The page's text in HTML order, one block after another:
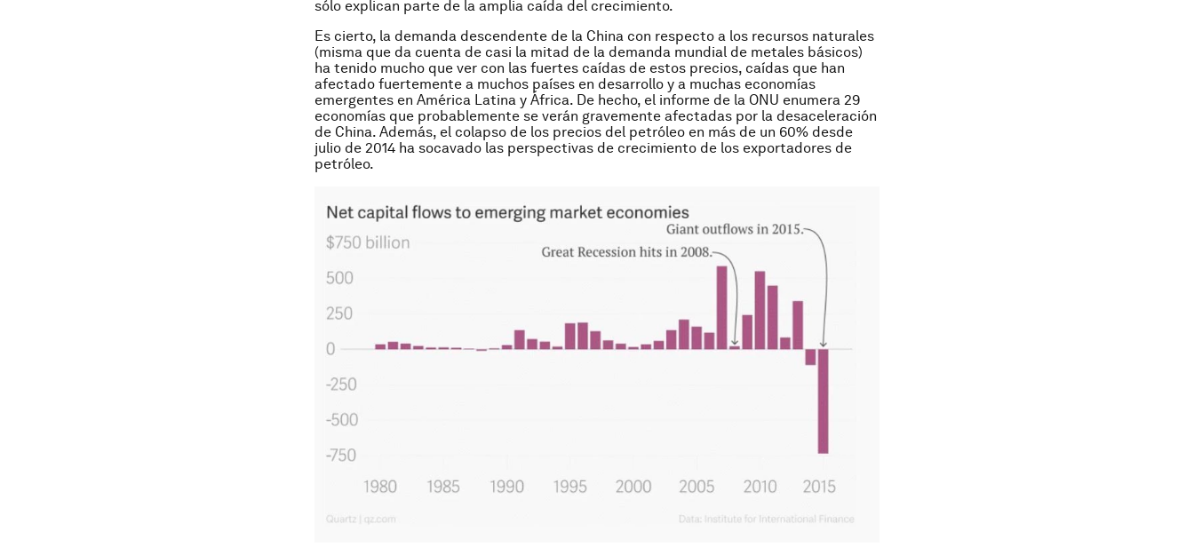
sólo explican parte de la amplia caída del crecimiento.
Es cierto, la demanda descendente de la China con respecto a los recursos naturales
(misma que da cuenta de casi la mitad de la demanda mundial de metales básicos)
ha tenido mucho que ver con las fuertes caídas de estos precios, caídas que han
afectado fuertemente a muchos países en desarrollo y a muchas economías
emergentes en América Latina y África. De hecho, el informe de la ONU enumera 29
economías que probablemente se verán gravemente afectadas por la desaceleración
de China. Además, el colapso de los precios del petróleo en más de un 60% desde
julio de 2014 ha socavado las perspectivas de crecimiento de los exportadores de
petróleo.